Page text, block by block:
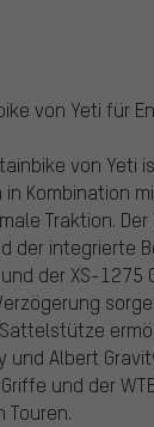
von Yeti für
von
Kombination
Traktion. Der
integrierte
der XS-
Sattelstütze
Albert
und der